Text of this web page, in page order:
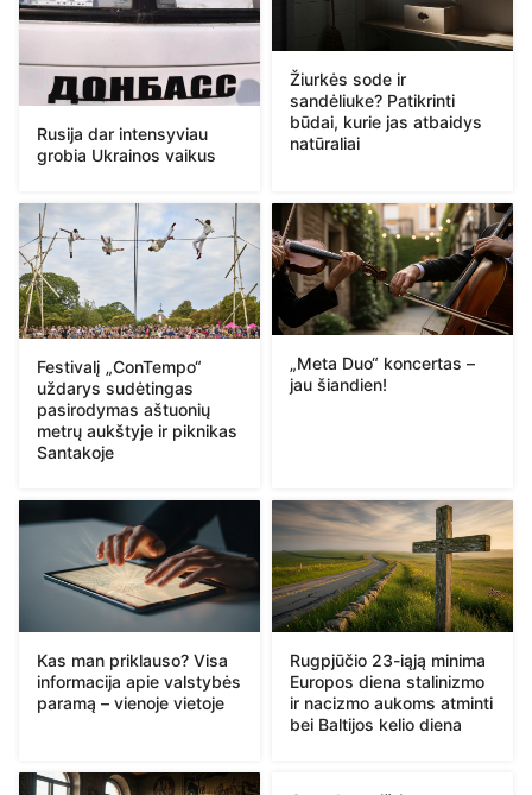
Rusija dar intensyviau
grobia Ukrainos vaikus
Žiurkės sode ir
sandėliuke? Patikrinti
būdai, kurie jas atbaidys
natūraliai
Festivalį „ConTempo“
uždarys sudėtingas
pasirodymas aštuonių
metrų aukštyje ir piknikas
Santakoje
„Meta Duo“ koncertas –
jau šiandien!
Kas man priklauso? Visa
informacija apie valstybės
paramą – vienoje vietoje
Rugpjūčio 23-iąją minima
Europos diena stalinizmo
ir nacizmo aukoms atminti
bei Baltijos kelio diena